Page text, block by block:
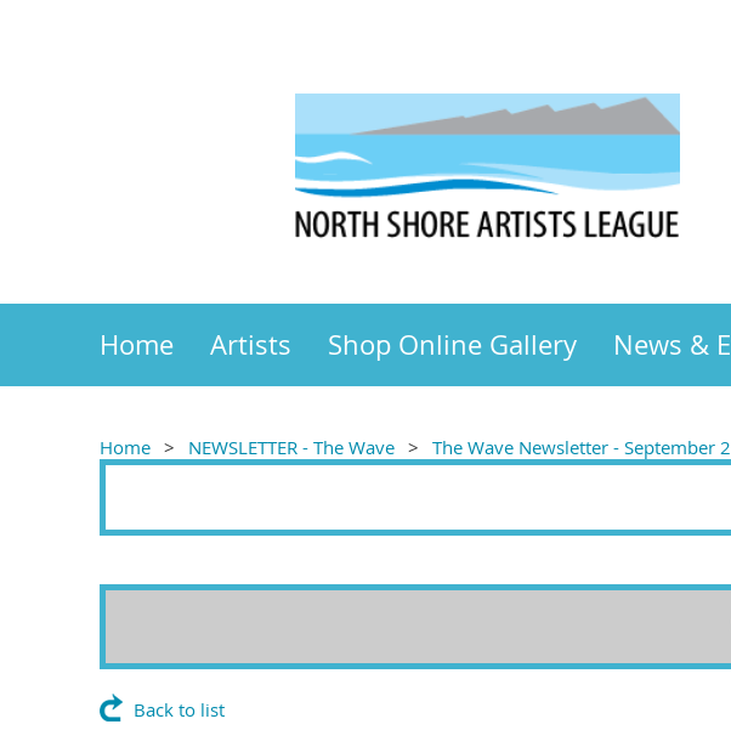
Home Artists Shop Online Gallery News &
Home NEWSLETTER - The Wave The Wave Newsletter - September
Back to list